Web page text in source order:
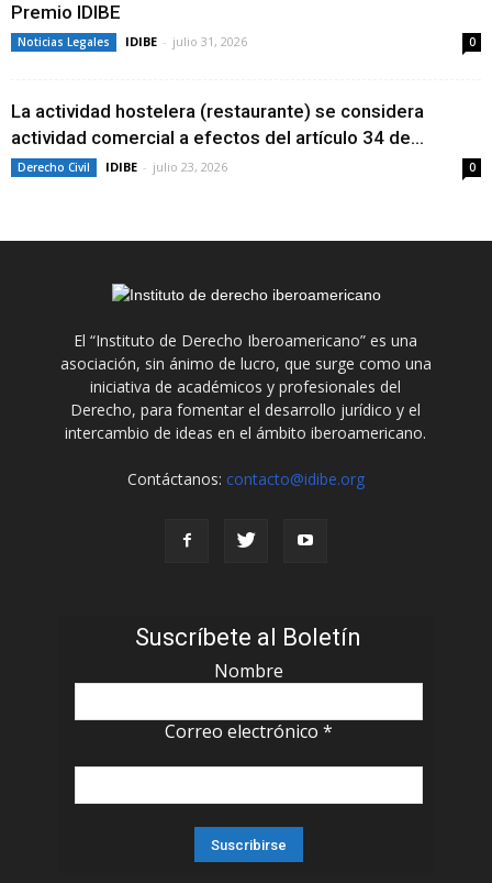
Premio IDIBE
Noticias Legales IDIBE - julio 31, 2026 0
La actividad hostelera (restaurante) se considera
actividad comercial a efectos del artículo 34 de...
Derecho Civil IDIBE - julio 23, 2026 0
El “Instituto de Derecho Iberoamericano” es una
asociación, sin ánimo de lucro, que surge como una
iniciativa de académicos y profesionales del
Derecho, para fomentar el desarrollo jurídico y el
intercambio de ideas en el ámbito iberoamericano.
Contáctanos: contacto@idibe.org
Suscríbete al Boletín
Nombre
Correo electrónico *